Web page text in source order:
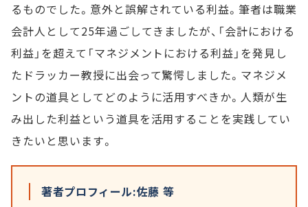
るものでした。意外と誤解されている利益。筆者は職業
会計人として25年過ごしてきましたが、「会計における
利益」を超えて「マネジメントにおける利益」を発見し
たドラッカー教授に出会って驚愕しました。マネジメ
ントの道具としてどのように活用すべきか。人類が生
み出した利益という道具を活用することを実践してい
きたいと思います。
著者プロフィール:佐藤 等